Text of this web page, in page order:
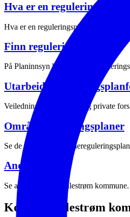
Hva er en reguleringsplan?
Hva er en reguleringsplan, hvilke
Finn reguleringsplan
På Planinnsyn kan du finne
Utarbeide
Veiledning til utbyggere og private
Områdereguleringsplaner
Se de pågående
Andre planer
Se andre planer i Lillestrøm kommune.
Kontakt Lillestrøm